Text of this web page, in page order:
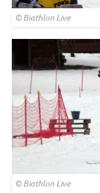
© Biathlon Live
© Biathlon Live